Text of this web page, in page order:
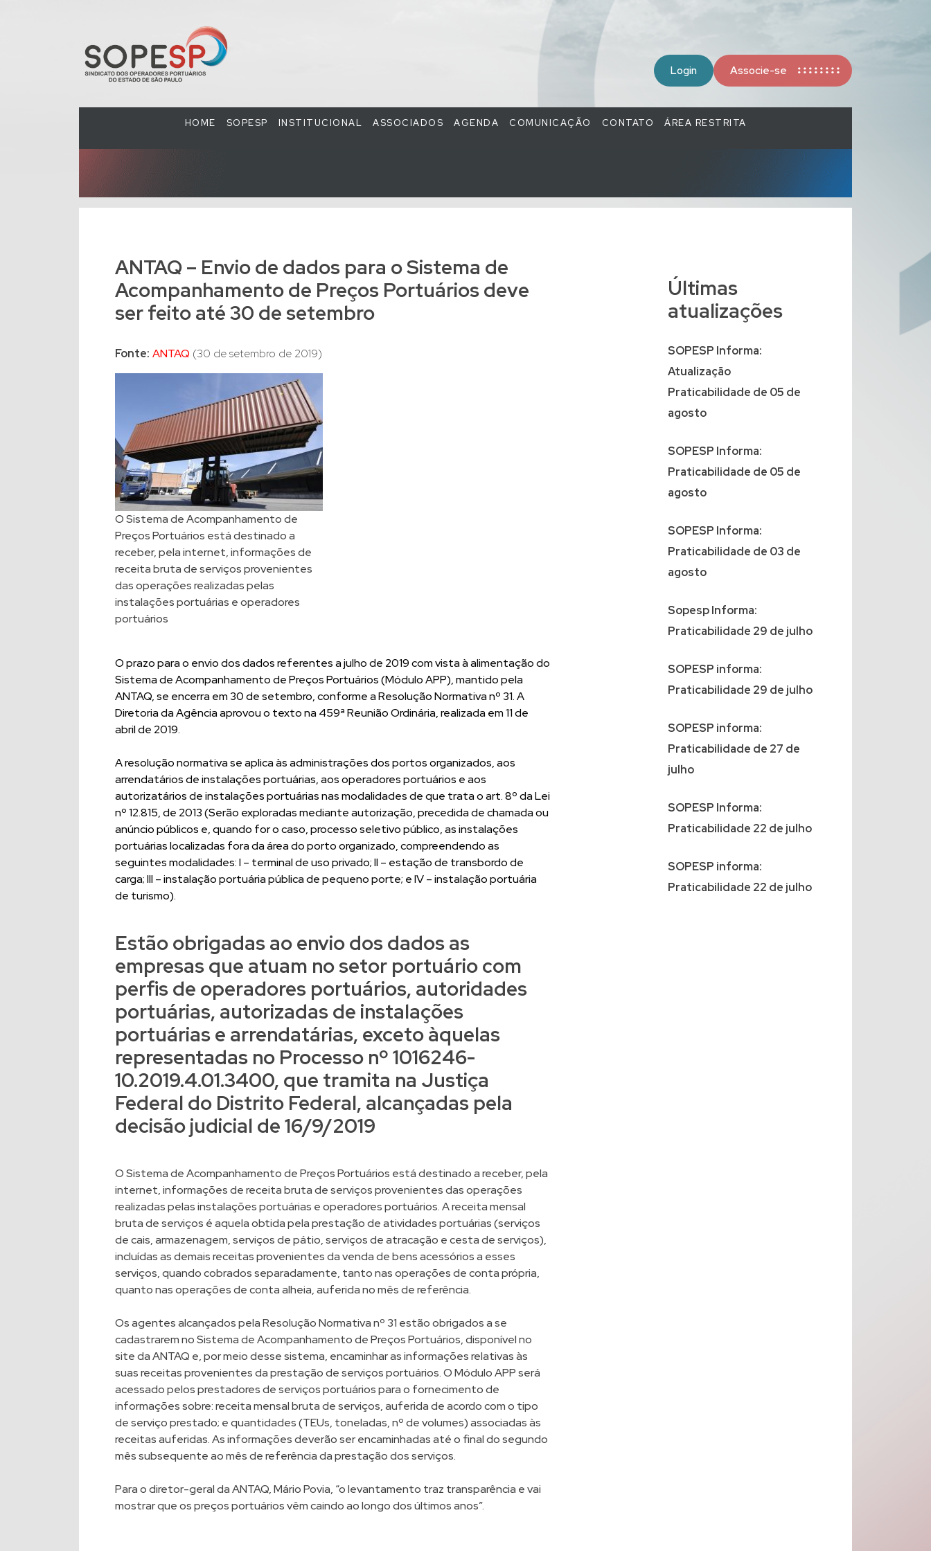
Login Associe-se
HOME SOPESP INSTITUCIONAL ASSOCIADOS AGENDA COMUNICAÇÃO CONTATO ÁREA RESTRITA
ANTAQ – Envio de dados para o Sistema de
Acompanhamento de Preços Portuários deve
ser feito até 30 de setembro
Fonte: ANTAQ (30 de setembro de 2019)
O Sistema de Acompanhamento de
Preços Portuários está destinado a
receber, pela internet, informações de
receita bruta de serviços provenientes
das operações realizadas pelas
instalações portuárias e operadores
portuários
O prazo para o envio dos dados referentes a julho de 2019 com vista à alimentação do
Sistema de Acompanhamento de Preços Portuários (Módulo APP), mantido pela
ANTAQ, se encerra em 30 de setembro, conforme a Resolução Normativa nº 31. A
Diretoria da Agência aprovou o texto na 459ª Reunião Ordinária, realizada em 11 de
abril de 2019.
A resolução normativa se aplica às administrações dos portos organizados, aos
arrendatários de instalações portuárias, aos operadores portuários e aos
autorizatários de instalações portuárias nas modalidades de que trata o art. 8º da Lei
nº 12.815, de 2013 (Serão exploradas mediante autorização, precedida de chamada ou
anúncio públicos e, quando for o caso, processo seletivo público, as instalações
portuárias localizadas fora da área do porto organizado, compreendendo as
seguintes modalidades: I – terminal de uso privado; II – estação de transbordo de
carga; III – instalação portuária pública de pequeno porte; e IV – instalação portuária
de turismo).
Estão obrigadas ao envio dos dados as
empresas que atuam no setor portuário com
perfis de operadores portuários, autoridades
portuárias, autorizadas de instalações
portuárias e arrendatárias, exceto àquelas
representadas no Processo nº 1016246-
10.2019.4.01.3400, que tramita na Justiça
Federal do Distrito Federal, alcançadas pela
decisão judicial de 16/9/2019
O Sistema de Acompanhamento de Preços Portuários está destinado a receber, pela
internet, informações de receita bruta de serviços provenientes das operações
realizadas pelas instalações portuárias e operadores portuários. A receita mensal
bruta de serviços é aquela obtida pela prestação de atividades portuárias (serviços
de cais, armazenagem, serviços de pátio, serviços de atracação e cesta de serviços),
incluídas as demais receitas provenientes da venda de bens acessórios a esses
serviços, quando cobrados separadamente, tanto nas operações de conta própria,
quanto nas operações de conta alheia, auferida no mês de referência.
Os agentes alcançados pela Resolução Normativa nº 31 estão obrigados a se
cadastrarem no Sistema de Acompanhamento de Preços Portuários, disponível no
site da ANTAQ e, por meio desse sistema, encaminhar as informações relativas às
suas receitas provenientes da prestação de serviços portuários. O Módulo APP será
acessado pelos prestadores de serviços portuários para o fornecimento de
informações sobre: receita mensal bruta de serviços, auferida de acordo com o tipo
de serviço prestado; e quantidades (TEUs, toneladas, nº de volumes) associadas às
receitas auferidas. As informações deverão ser encaminhadas até o final do segundo
mês subsequente ao mês de referência da prestação dos serviços.
Para o diretor-geral da ANTAQ, Mário Povia, “o levantamento traz transparência e vai
mostrar que os preços portuários vêm caindo ao longo dos últimos anos”.
Últimas
atualizações
SOPESP Informa:
Atualização
Praticabilidade de 05 de
agosto
SOPESP Informa:
Praticabilidade de 05 de
agosto
SOPESP Informa:
Praticabilidade de 03 de
agosto
Sopesp Informa:
Praticabilidade 29 de julho
SOPESP informa:
Praticabilidade 29 de julho
SOPESP informa:
Praticabilidade de 27 de
julho
SOPESP Informa:
Praticabilidade 22 de julho
SOPESP informa:
Praticabilidade 22 de julho